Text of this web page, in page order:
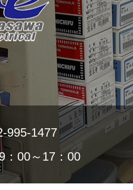
995-1477
：00～17：00